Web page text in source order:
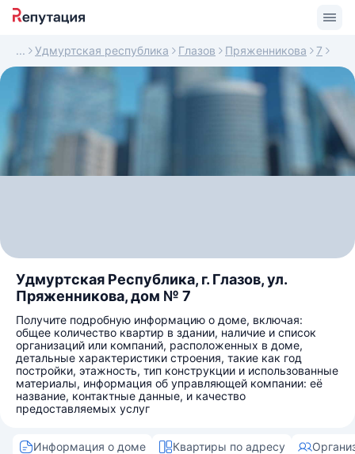
Удмуртская республика Глазов Пряженникова 7
Удмуртская Республика, г. Глазов, ул.
Пряженникова, дом № 7
Получите подробную информацию о доме, включая:
общее количество квартир в здании, наличие и список
организаций или компаний, расположенных в доме,
детальные характеристики строения, такие как год
постройки, этажность, тип конструкции и использованные
материалы, информация об управляющей компании: её
название, контактные данные, и качество
предоставляемых услуг
Информация о доме Квартиры по адресу